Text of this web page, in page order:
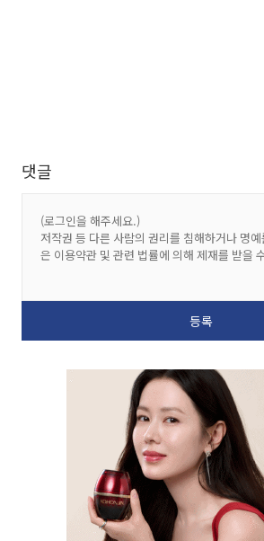
댓글